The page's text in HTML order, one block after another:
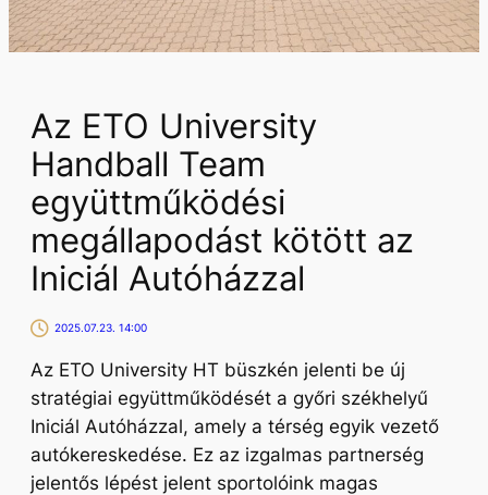
Az ETO University
Handball Team
együttműködési
megállapodást kötött az
Iniciál Autóházzal
2025.07.23. 14:00
Az ETO University HT büszkén jelenti be új
stratégiai együttműködését a győri székhelyű
Iniciál Autóházzal, amely a térség egyik vezető
autókereskedése. Ez az izgalmas partnerség
jelentős lépést jelent sportolóink magas